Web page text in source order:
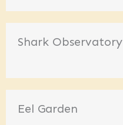
Shark Observatory
Eel Garden